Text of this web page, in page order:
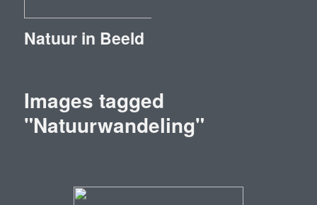
Natuur in Beeld
Images tagged
"Natuurwandeling"